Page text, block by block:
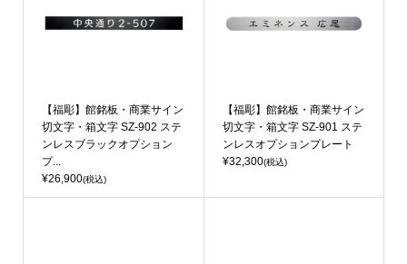
【福彫】館銘板・商業サイン
切文字・箱文字 SZ-902 ステ
ンレスブラックオプション
プ...
¥26,900(税込)
【福彫】館銘板・商業サイン
切文字・箱文字 SZ-901 ステ
ンレスオプションプレート
¥32,300(税込)